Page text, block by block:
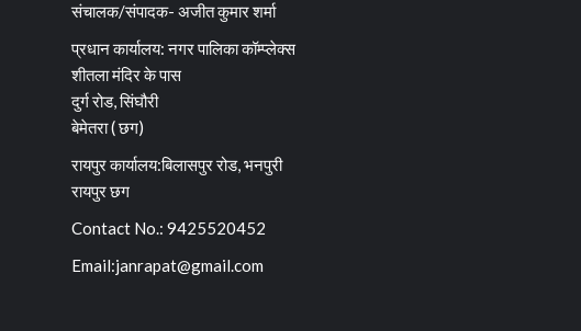
संचालक/संपादक- अजीत कुमार शर्मा
प्रधान कार्यालय: नगर पालिका कॉम्प्लेक्स
शीतला मंदिर के पास
दुर्ग रोड, सिंघौरी
बेमेतरा ( छग)
रायपुर कार्यालय:बिलासपुर रोड, भनपुरी
रायपुर छग
Contact No.: 9425520452
Email:janrapat@gmail.com